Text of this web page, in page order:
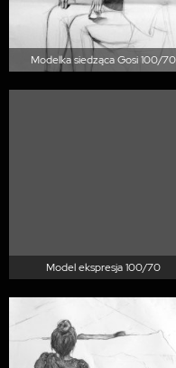
Modelka siedząca Gosi 100/70
Model ekspresja 100/70